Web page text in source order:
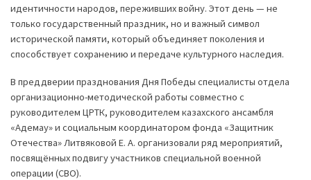
идентичности народов, переживших войну. Этот день — не
только государственный праздник, но и важный символ
исторической памяти, который объединяет поколения и
способствует сохранению и передаче культурного наследия.
В преддверии празднования Дня Победы специалисты отдела
организационно-методической работы совместно с
руководителем ЦРТК, руководителем казахского ансамбля
«Адемау» и социальным координатором фонда «Защитник
Отечества» Литвяковой Е. А. организовали ряд мероприятий,
посвящённых подвигу участников специальной военной
операции (СВО).